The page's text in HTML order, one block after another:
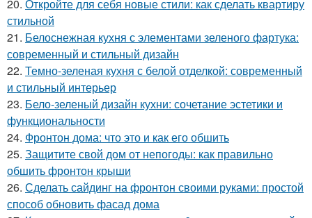
20. Откройте для себя новые стили: как сделать квартиру
стильной
21. Белоснежная кухня с элементами зеленого фартука:
современный и стильный дизайн
22. Темно-зеленая кухня с белой отделкой: современный
и стильный интерьер
23. Бело-зеленый дизайн кухни: сочетание эстетики и
функциональности
24. Фронтон дома: что это и как его обшить
25. Защитите свой дом от непогоды: как правильно
обшить фронтон крыши
26. Сделать сайдинг на фронтон своими руками: простой
способ обновить фасад дома